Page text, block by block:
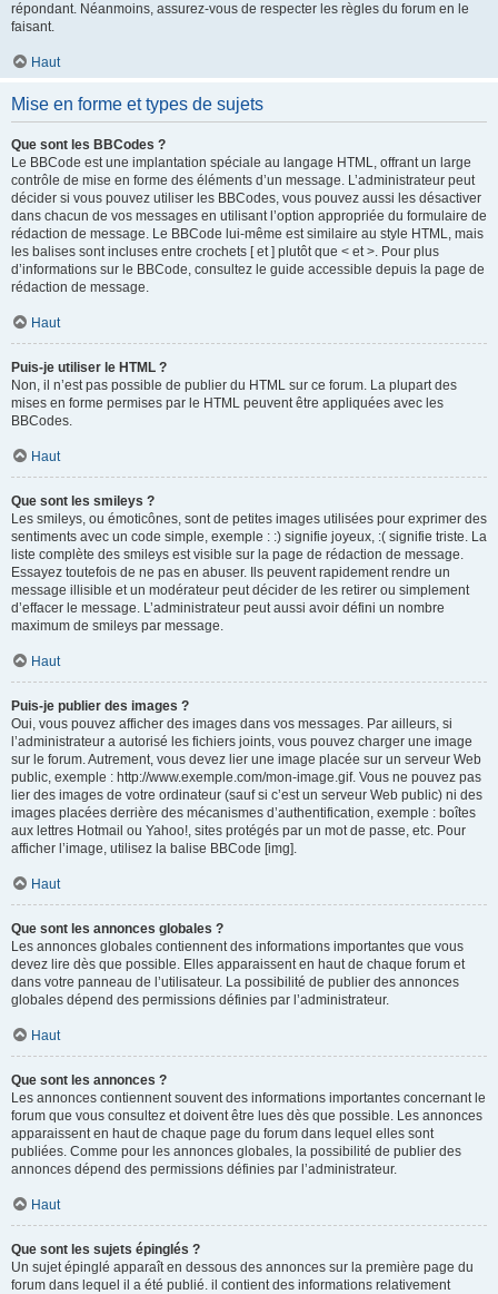
répondant. Néanmoins, assurez-vous de respecter les règles du forum en le
faisant.
Haut
Mise en forme et types de sujets
Que sont les BBCodes ?
Le BBCode est une implantation spéciale au langage HTML, offrant un large
contrôle de mise en forme des éléments d’un message. L’administrateur peut
décider si vous pouvez utiliser les BBCodes, vous pouvez aussi les désactiver
dans chacun de vos messages en utilisant l’option appropriée du formulaire de
rédaction de message. Le BBCode lui-même est similaire au style HTML, mais
les balises sont incluses entre crochets [ et ] plutôt que < et >. Pour plus
d’informations sur le BBCode, consultez le guide accessible depuis la page de
rédaction de message.
Haut
Puis-je utiliser le HTML ?
Non, il n’est pas possible de publier du HTML sur ce forum. La plupart des
mises en forme permises par le HTML peuvent être appliquées avec les
BBCodes.
Haut
Que sont les smileys ?
Les smileys, ou émoticônes, sont de petites images utilisées pour exprimer des
sentiments avec un code simple, exemple : :) signifie joyeux, :( signifie triste. La
liste complète des smileys est visible sur la page de rédaction de message.
Essayez toutefois de ne pas en abuser. Ils peuvent rapidement rendre un
message illisible et un modérateur peut décider de les retirer ou simplement
d’effacer le message. L’administrateur peut aussi avoir défini un nombre
maximum de smileys par message.
Haut
Puis-je publier des images ?
Oui, vous pouvez afficher des images dans vos messages. Par ailleurs, si
l’administrateur a autorisé les fichiers joints, vous pouvez charger une image
sur le forum. Autrement, vous devez lier une image placée sur un serveur Web
public, exemple : http://www.exemple.com/mon-image.gif. Vous ne pouvez pas
lier des images de votre ordinateur (sauf si c’est un serveur Web public) ni des
images placées derrière des mécanismes d’authentification, exemple : boîtes
aux lettres Hotmail ou Yahoo!, sites protégés par un mot de passe, etc. Pour
afficher l’image, utilisez la balise BBCode [img].
Haut
Que sont les annonces globales ?
Les annonces globales contiennent des informations importantes que vous
devez lire dès que possible. Elles apparaissent en haut de chaque forum et
dans votre panneau de l’utilisateur. La possibilité de publier des annonces
globales dépend des permissions définies par l’administrateur.
Haut
Que sont les annonces ?
Les annonces contiennent souvent des informations importantes concernant le
forum que vous consultez et doivent être lues dès que possible. Les annonces
apparaissent en haut de chaque page du forum dans lequel elles sont
publiées. Comme pour les annonces globales, la possibilité de publier des
annonces dépend des permissions définies par l’administrateur.
Haut
Que sont les sujets épinglés ?
Un sujet épinglé apparaît en dessous des annonces sur la première page du
forum dans lequel il a été publié. il contient des informations relativement